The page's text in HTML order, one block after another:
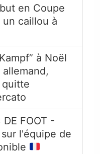
en Coupe
un caillou à
à Noël
quitte
DE FOOT -
l'équipe de